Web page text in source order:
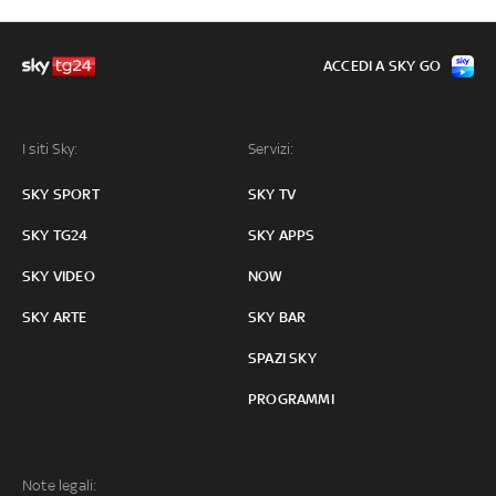
I siti Sky:
SKY SPORT
SKY TG24
SKY VIDEO
SKY ARTE
Servizi:
SKY TV
SKY APPS
NOW
SKY BAR
SPAZI SKY
PROGRAMMI
Note legali:
ACCEDI A SKY GO